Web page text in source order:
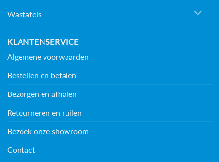
Wastafels
KLANTENSERVICE
Algemene voorwaarden
Bestellen en betalen
Bezorgen en afhalen
Retourneren en ruilen
Bezoek onze showroom
Contact